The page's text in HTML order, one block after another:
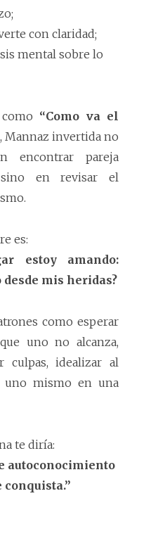
con claridad;
mental sobre lo
“Como va el
, Mannaz invertida no
encontrar pareja
sino en revisar el
es:
estoy amando:
mis heridas?
como esperar
uno no alcanza,
culpas, idealizar al
uno mismo en una
te diría:
autoconocimiento
conquista.”